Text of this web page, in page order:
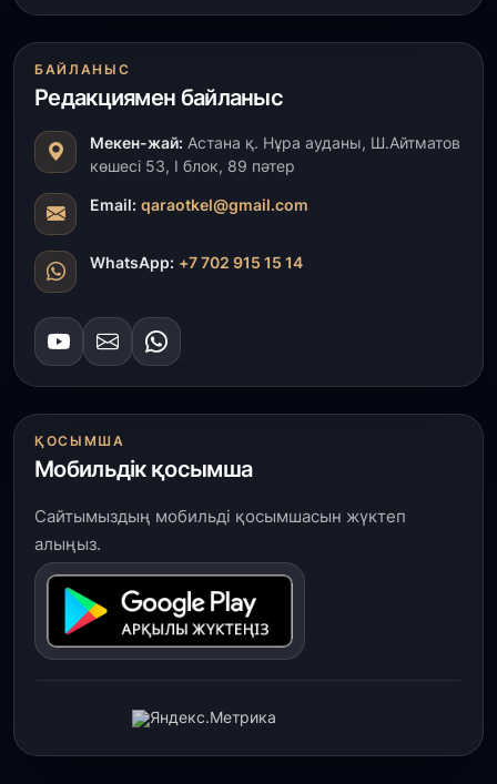
БАЙЛАНЫС
Редакциямен байланыс
Мекен-жай: Астана қ. Нұра ауданы, Ш.Айтматов
көшесі 53, І блок, 89 пәтер
Email: qaraotkel@gmail.com
WhatsApp: +7 702 915 15 14
ҚОСЫМША
Мобильдік қосымша
Сайтымыздың мобильді қосымшасын жүктеп
алыңыз.